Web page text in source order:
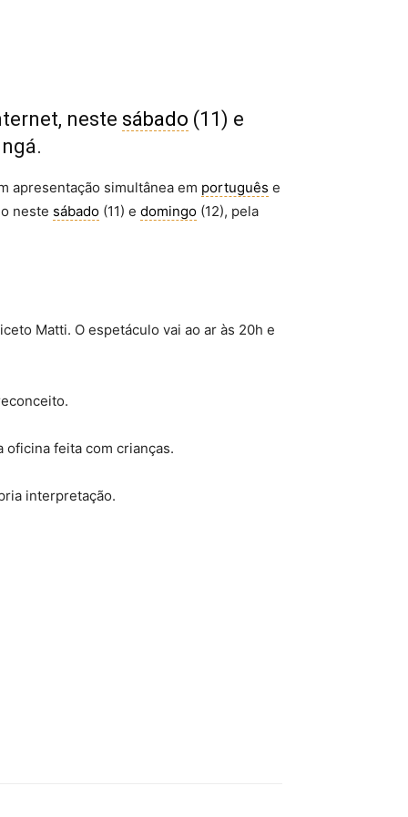
neste sábado (11) e
apresentação simultânea em português e
neste sábado (11) e domingo (12), pela
Matti. O espetáculo vai ao ar às 20h e
oficina feita com crianças.
interpretação.